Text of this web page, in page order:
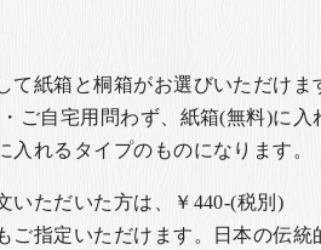
て紙箱と桐箱がお選びいただけ
ご自宅用問わず、紙箱(無料)に
れるタイプのものになります。
いただいた方は、￥440-(税別)
ご指定いただけます。日本の伝